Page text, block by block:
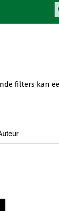
filters kan